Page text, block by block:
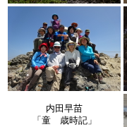
内田早苗
「童 歳時記」